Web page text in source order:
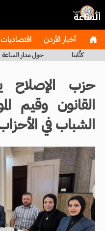
أخبار الأردن اقتصاديات
كتَّابنا حول مدار الساعة
حزب الإصلاح
القانون وقيم
الشباب في